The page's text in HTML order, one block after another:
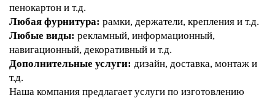
пенокартон и т.д.
Любая фурнитура: рамки, держатели, крепления и т.д.
Любые виды: рекламный, информационный,
навигационный, декоративный и т.д.
Дополнительные услуги: дизайн, доставка, монтаж и
т.д.
Наша компания предлагает услуги по изготовлению